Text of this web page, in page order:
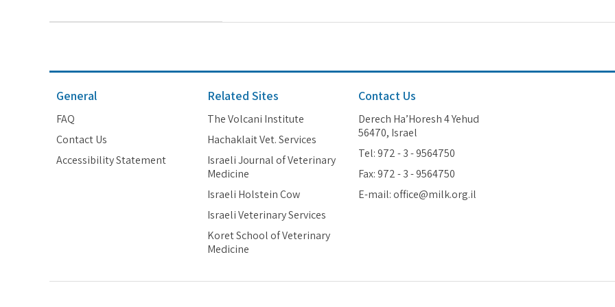
General
FAQ
Contact Us
Accessibility Statement
Related Sites
The Volcani Institute
Hachaklait Vet. Services
Israeli Journal of Veterinary
Medicine
Israeli Holstein Cow
Israeli Veterinary Services
Koret School of Veterinary
Medicine
Contact Us
Derech Ha’Horesh 4 Yehud
56470, Israel
Tel: 972 - 3 - 9564750
Fax: 972 - 3 - 9564750
E-mail: office@milk.org.il